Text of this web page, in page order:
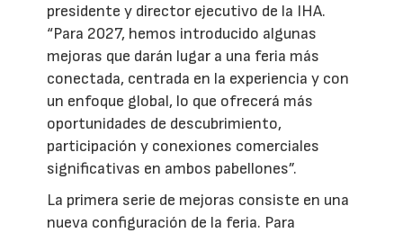
presidente y director ejecutivo de la IHA.
“Para 2027, hemos introducido algunas
mejoras que darán lugar a una feria más
conectada, centrada en la experiencia y con
un enfoque global, lo que ofrecerá más
oportunidades de descubrimiento,
participación y conexiones comerciales
significativas en ambos pabellones”.
La primera serie de mejoras consiste en una
nueva configuración de la feria. Para